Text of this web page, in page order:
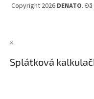
Copyright 2026 DENATO.
×
Splátková